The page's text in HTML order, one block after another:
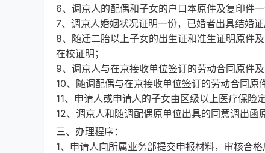
6、调京人的配偶和子女的户口本原件及复印件一
7、调京人婚姻状况证明一份，已婚者出具结婚证
8、随迁二胎以上子女的出生证和准生证明原件
在校证明；
9、调京人与在京接收单位签订的劳动合同原件
10、随调配偶与在京接收单位签订的劳动合同原
11、申请人或申请人的子女由区级以上医疗保险
12、调京人和随调配偶原单位出具的同意调出函
三、办理程序：
1、申请人向所属业务部提交申报材料，审核合